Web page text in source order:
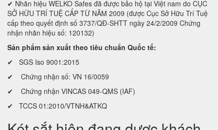
✔ Nhãn hiệu WELKO Safes đã được bảo hộ tại Việt nam do CỤC
SỞ HỮU TRÍ TUỆ CẤP TỪ NĂM 2009 (được Cục Sở Hữu Trí Tuệ
cấp theo quyết định số 3737/QĐ-SHTT ngày 24/2/2009 Chứng
nhận nhãn hiệu số: 120132)
Sản phẩm sản xuất theo tiêu chuẩn Quốc tế:
✔ SGS Iso 9001:2015
✔ Chứng nhận số: VN 16/0059
✔ Chứng nhận VINCAS 049-QMS (IAF)
✔ TCCS 01:2010/VTNH&ATKQ